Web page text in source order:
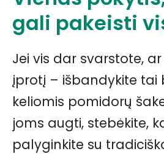
gali pakeisti
Jei vis dar svarstote,
įprotį – išbandykite tai
keliomis pomidorų
joms augti, stebėkite,
palyginkite su